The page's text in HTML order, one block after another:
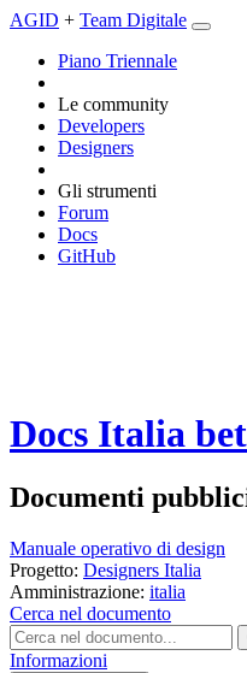
AGID + Team Digitale
Piano Triennale
Le community
Developers
Designers
Gli strumenti
Forum
Docs
GitHub
Docs Italia
Documenti
Manuale operativo di design
Progetto: Designers Italia
Amministrazione: italia
Cerca nel documento
Informazioni